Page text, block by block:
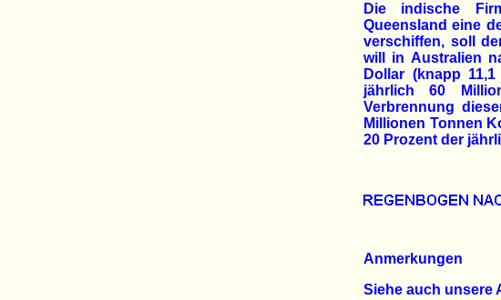
Die indische
Queensland eine
verschiffen, soll
will in Australien
Dollar (knapp
jährlich 60
Verbrennung
Millionen Tonnen
20 Prozent der
Anmerkungen
Siehe auch unsere